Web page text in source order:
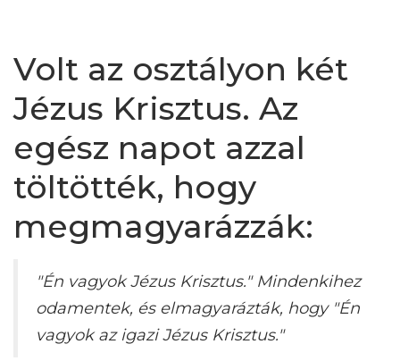
Volt az osztályon két
Jézus Krisztus. Az
egész napot azzal
töltötték, hogy
megmagyarázzák:
"Én vagyok Jézus Krisztus." Mindenkihez
odamentek, és elmagyarázták, hogy "Én
vagyok az igazi Jézus Krisztus."